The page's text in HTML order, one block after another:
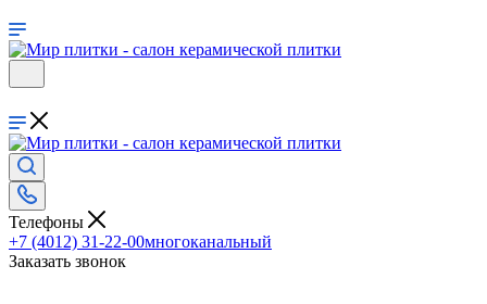
Телефоны
+7 (4012) 31-22-00многоканальный
Заказать звонок